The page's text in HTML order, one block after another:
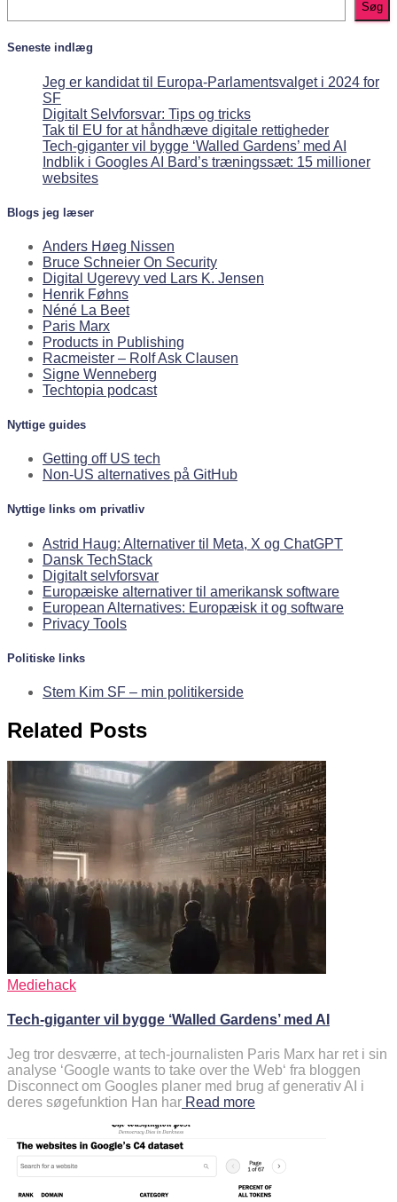
Søg
Seneste indlæg
Jeg er kandidat til Europa-Parlamentsvalget i 2024 for
SF
Digitalt Selvforsvar: Tips og tricks
Tak til EU for at håndhæve digitale rettigheder
Tech-giganter vil bygge ‘Walled Gardens’ med AI
Indblik i Googles AI Bard’s træningssæt: 15 millioner
websites
Blogs jeg læser
Anders Høeg Nissen
Bruce Schneier On Security
Digital Ugerevy ved Lars K. Jensen
Henrik Føhns
Néné La Beet
Paris Marx
Products in Publishing
Racmeister – Rolf Ask Clausen
Signe Wenneberg
Techtopia podcast
Nyttige guides
Getting off US tech
Non-US alternatives på GitHub
Nyttige links om privatliv
Astrid Haug: Alternativer til Meta, X og ChatGPT
Dansk TechStack
Digitalt selvforsvar
Europæiske alternativer til amerikansk software
European Alternatives: Europæisk it og software
Privacy Tools
Politiske links
Stem Kim SF – min politikerside
Related Posts
Mediehack
Tech-giganter vil bygge ‘Walled Gardens’ med AI
Jeg tror desværre, at tech-journalisten Paris Marx har ret i sin
analyse ‘Google wants to take over the Web‘ fra bloggen
Disconnect om Googles planer med brug af generativ AI i
deres søgefunktion Han har Read more